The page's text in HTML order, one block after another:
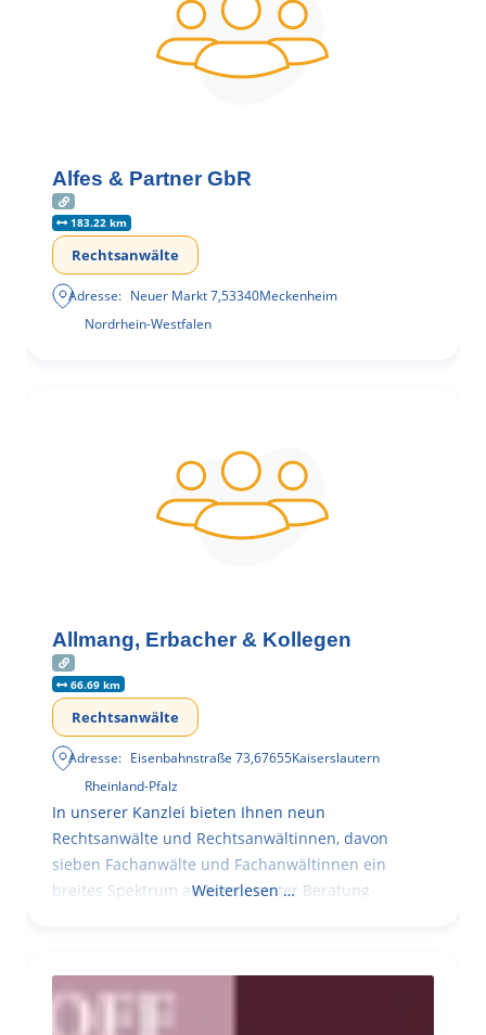
Alfes & Partner GbR
183.22 km
Rechtsanwälte
Adresse: Neuer Markt 7,53340Meckenheim
Nordrhein-Westfalen
Allmang, Erbacher & Kollegen
66.69 km
Rechtsanwälte
Adresse: Eisenbahnstraße 73,67655Kaiserslautern
Rheinland-Pfalz
In unserer Kanzlei bieten Ihnen neun
Rechtsanwälte und Rechtsanwältinnen, davon
sieben Fachanwälte und Fachanwältinnen ein
breites Spektrum an kompetenter Beratung
Weiterlesen …